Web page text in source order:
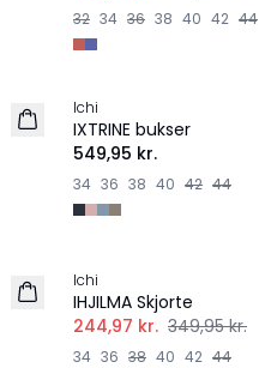
32 34 36 38 40 42 44
NYHED
Ichi
IXTRINE bukser
549,95 kr.
34 36 38 40 42 44
Ichi
IHJILMA Skjorte
244,97 kr. 349,95 kr.
34 36 38 40 42 44